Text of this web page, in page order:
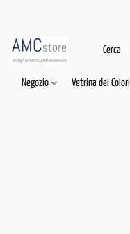
Negozio Vetrina dei Colori